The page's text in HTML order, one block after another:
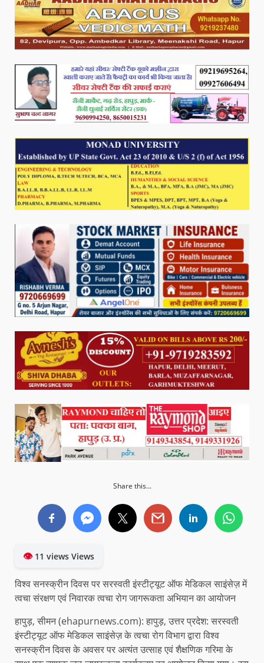
Share this...
👁11 views Views
विश्व सनस्क्रीन दिवस पर सरस्वती इंस्टीट्यूट ऑफ मेडिकल साइंसेज़ में
त्वचा संरक्षण एवं निवारक त्वचा रोग जागरूकता अभियान का आयोजन
हापुड़, सीमन (ehapurnews.com): हापुड़, उत्तर प्रदेश: सरस्वती
इंस्टीट्यूट ऑफ मेडिकल साइंसेज़ के त्वचा रोग विभाग द्वारा विश्व
सनस्क्रीन दिवस के अवसर पर अत्यंत उत्साह एवं शैक्षणिक गरिमा के